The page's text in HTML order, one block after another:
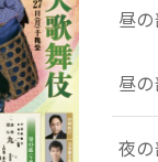
昼
昼
夜